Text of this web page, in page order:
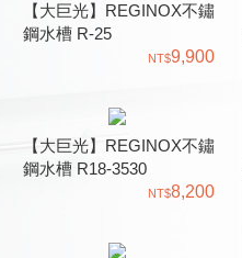
【大巨光】REGINOX不鏽
鋼水槽 R-25
9,900
【大巨光】REGINOX不鏽
鋼水槽 R18-3530
8,200